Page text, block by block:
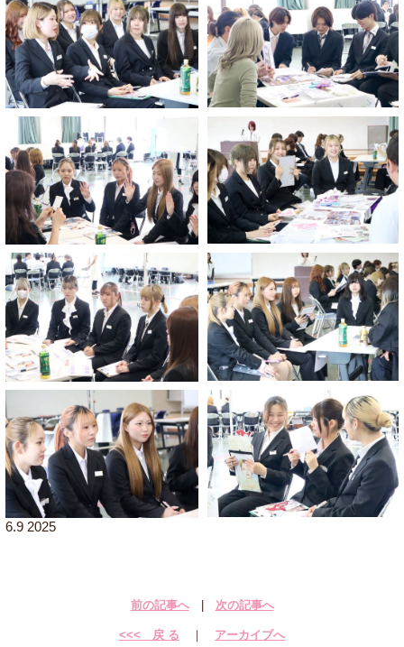
6.9 2025
前の記事へ| 次の記事へ
<<< 戻 る ｜ アーカイブへ